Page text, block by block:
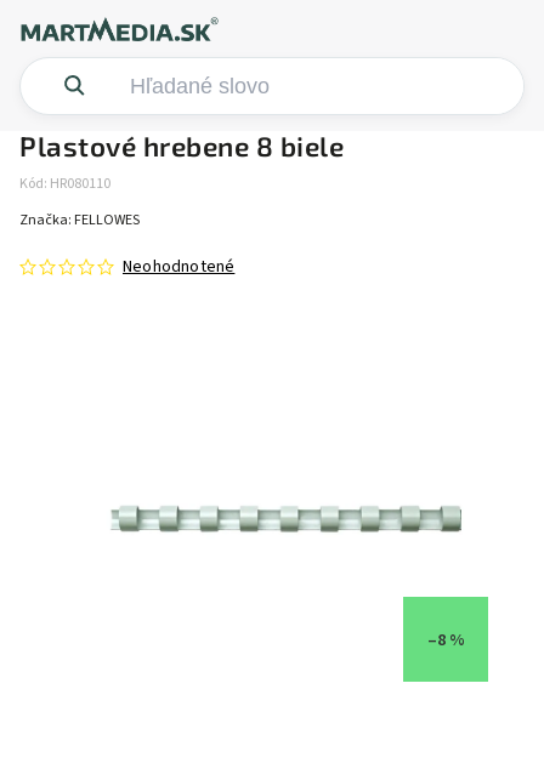
Plastové hrebene 8 biele
Kód: HR080110
Neohodnotené
Značka: FELLOWES
–8 %